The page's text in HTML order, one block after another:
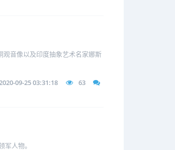
音像以及印度抽象艺术名家娜斯
09-25 03:31:18 63
人物。